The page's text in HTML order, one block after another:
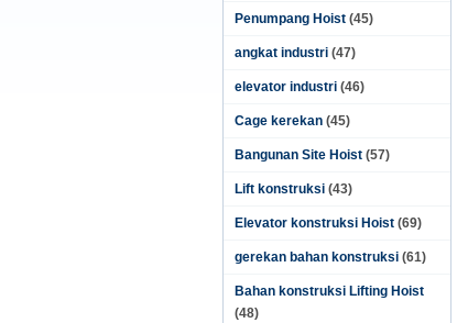
Penumpang Hoist (45)
angkat industri (47)
elevator industri (46)
Cage kerekan (45)
Bangunan Site Hoist (57)
Lift konstruksi (43)
Elevator konstruksi Hoist (69)
gerekan bahan konstruksi (61)
Bahan konstruksi Lifting Hoist
(48)